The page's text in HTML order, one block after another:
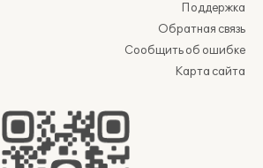
Поддержка
Обратная связь
Сообщить об ошибке
Карта сайта